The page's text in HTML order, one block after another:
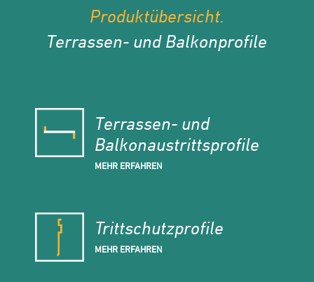
Produktübersicht.
Terrassen- und Balkonprofile
Terrassen- und
Balkonaustrittsprofile
MEHR ERFAHREN
Trittschutzprofile
MEHR ERFAHREN